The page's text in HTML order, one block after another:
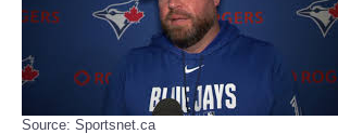
Source: Sportsnet.ca